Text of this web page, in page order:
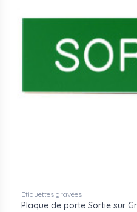
Etiquettes gravées
Plaque de porte Sortie sur